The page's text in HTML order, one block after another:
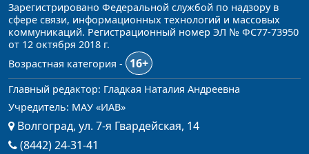
Зарегистрировано Федеральной службой по надзору в
сфере связи, информационных технологий и массовых
коммуникаций. Регистрационный номер ЭЛ № ФС77-73950
от 12 октября 2018 г.
Возрастная категория -
16+
Главный редактор: Гладкая Наталия Андреевна
Учредитель: МАУ «ИАВ»
Волгоград, ул. 7-я Гвардейская, 14
(8442) 24-31-41